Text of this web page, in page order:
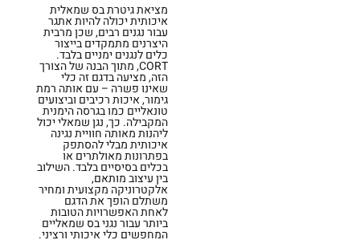
מציאת גיטרת בס שמאלית
איכותית יכולה להיות אתגר
עבור נגנים רבים, שכן מרבית
היצרנים מתמקדים בייצור
כלים לנגנים ימניים בלבד.
CORT, מתוך הבנה של הצורך
הזה, מציעה בדגם זה כלי
שאינו פשרה – עם אותה רמת
גימור, איכות רכיבים וביצועים
טונאליים כמו בגרסה הימנית
המקבילה. כך, נגן שמאלי יכול
ליהנות מאותה חוויית נגינה
איכותית מבלי להסתפק
בפתרונות מאולתרים או
בכלים בסיסיים בלבד. השילוב
בין עיצוב מותאם,
אלקטרוניקה מקצועית ומחיר
משתלם הופך את הדגם
לאחת האפשרויות הטובות
ביותר עבור נגני בס שמאליים
המחפשים כלי איכותי ורציני.